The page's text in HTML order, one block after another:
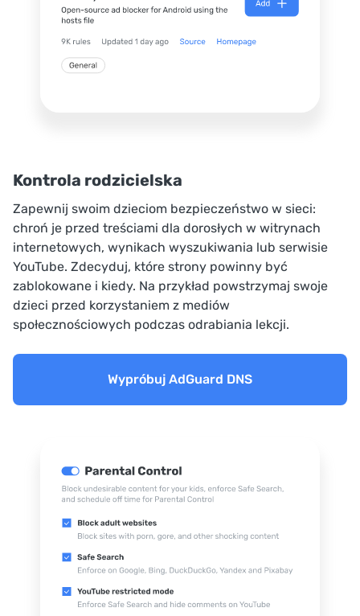
Kontrola rodzicielska
Zapewnij swoim dzieciom bezpieczeństwo w sieci:
chroń je przed treściami dla dorosłych w witrynach
internetowych, wynikach wyszukiwania lub serwisie
YouTube. Zdecyduj, które strony powinny być
zablokowane i kiedy. Na przykład powstrzymaj swoje
dzieci przed korzystaniem z mediów
społecznościowych podczas odrabiania lekcji.
Wypróbuj AdGuard DNS